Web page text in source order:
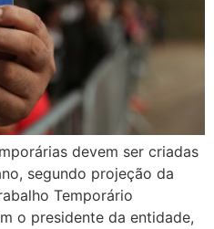
devem ser criadas
segundo projeção da
Temporário
o presidente da entidade,